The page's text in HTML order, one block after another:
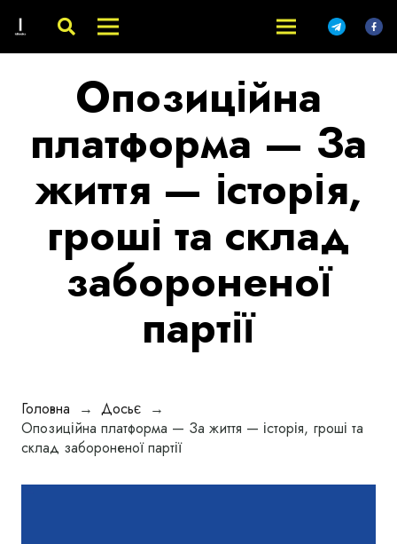
Опозиційна
платформа — За
життя — історія,
гроші та склад
забороненої
партії
Головна → Досьє →
Опозиційна платформа — За життя — історія, гроші та
склад забороненої партії